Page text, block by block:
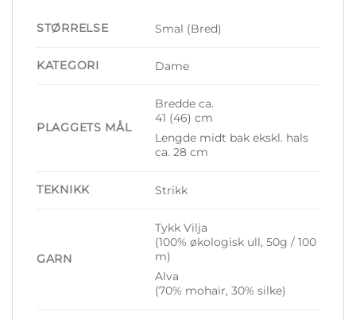
STØRRELSE Smal (Bred)
KATEGORI Dame
PLAGGETS MÅL
Bredde ca.
41 (46) cm
Lengde midt bak ekskl. hals
ca. 28 cm
TEKNIKK Strikk
GARN
Tykk Vilja
(100% økologisk ull, 50g / 100
m)
Alva
(70% mohair, 30% silke)